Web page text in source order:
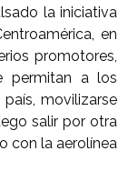
la iniciativa
en
promotores,
permitan a los
movilizarse
salir por otra
con la aerolínea